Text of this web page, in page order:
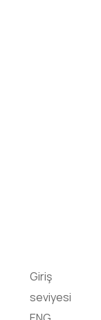
Giriş
seviyesi